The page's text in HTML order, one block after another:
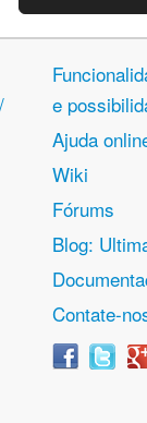
e
Ajuda
Wiki
Fórums
Blog:
Contate-